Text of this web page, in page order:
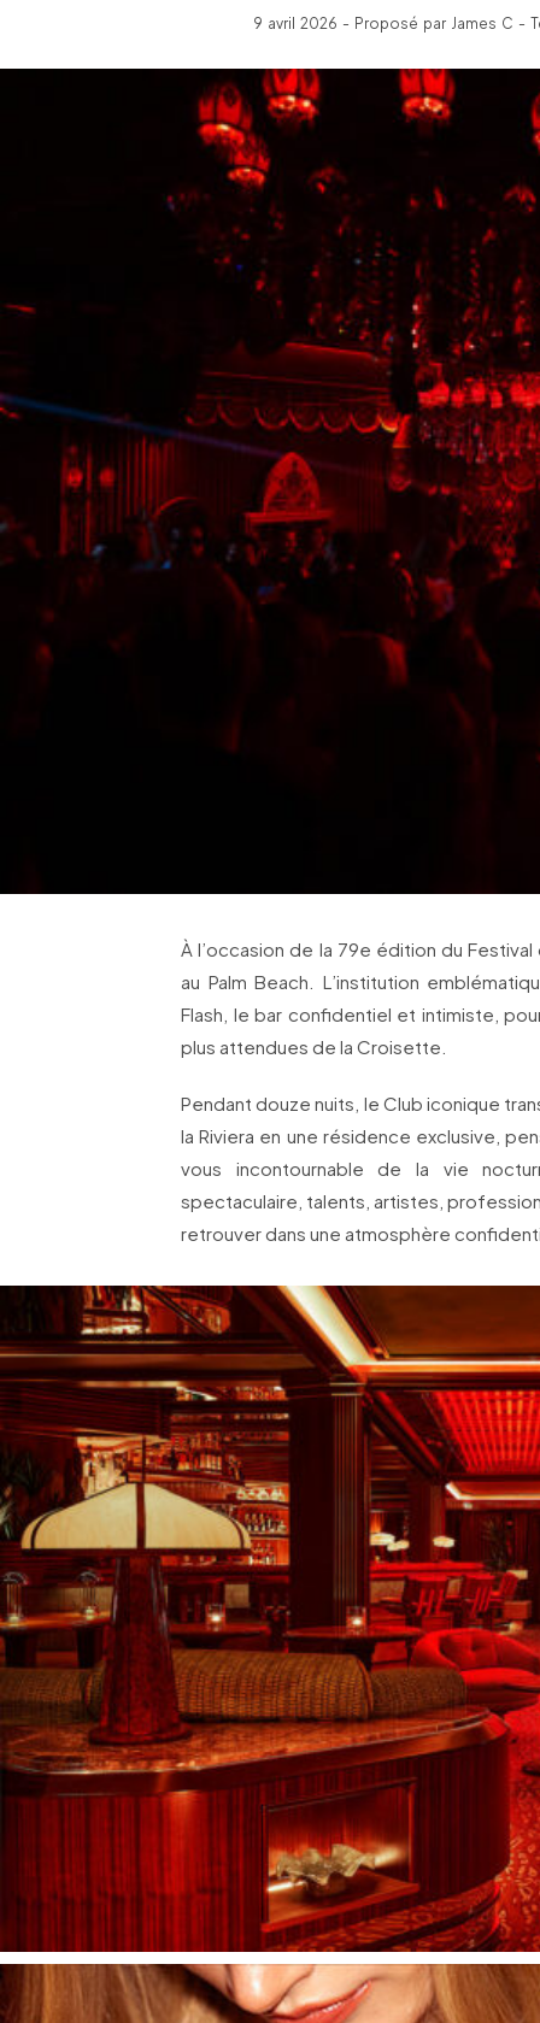
9 avril 2026 - Proposé par James C -
À l’occasion de la 79e édition du
au Palm Beach. L’institution
Flash, le bar confidentiel et intimiste,
plus attendues de la Croisette.
Pendant douze nuits, le Club iconique
la Riviera en une résidence exclusive,
vous incontournable de la vie
spectaculaire, talents, artistes,
retrouver dans une atmosphère